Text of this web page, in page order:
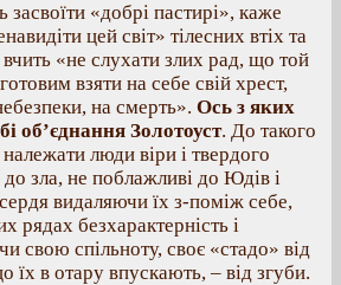
засвоїти «добрі пастирі», каже
цей світ» тілесних втіх та
«не слухати злих рад, що той
взяти на себе свій хрест,
на смерть». Ось з яких
об’єднання Золотоуст. До такого
люди віри і твердого
до зла, не поблажливі до Юдів і
видаляючи їх з-поміж себе,
рядах безхарактерність і
свою спільноту, своє «стадо» від
їх в отару впускають, – від згуби.